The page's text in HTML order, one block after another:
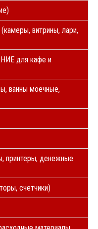
витрины, лари,
для кафе и
ванны моечные,
принтеры, денежные
счетчики)